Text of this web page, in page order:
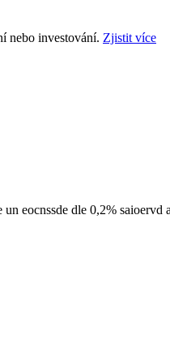
nebo investování. Zjistit více
eocnssde dle 0,2%